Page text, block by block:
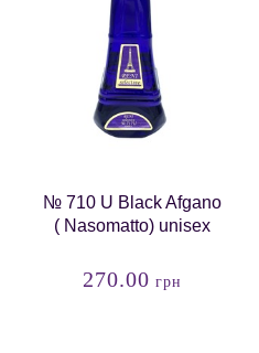
№ 710 U Black Afgano
( Nasomatto) unisex
270.00 грн